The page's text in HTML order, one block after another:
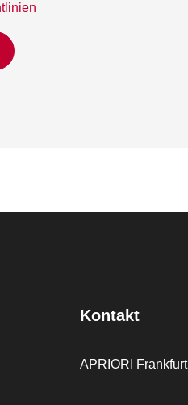
Kontakt
APRIORI Frankfurt